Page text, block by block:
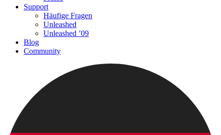
Support
Häufige Fragen
Unleashed
Unleashed ’09
Blog
Community